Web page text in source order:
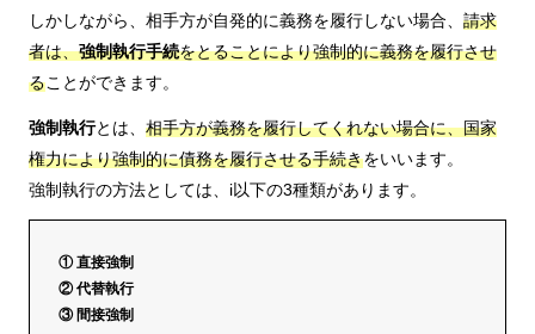
しかしながら、相手方が自発的に義務を履行しない場合、 請求
者は、強制執行手続をとることにより強制的に義務を履行させ
ることができます。
強制執行とは、 相手方が義務を履行してくれない場合に、国家
権力により強制的に債務を履行させる手続きをいいます。
強制執行の方法としては、i以下の3種類があります。
① 直接強制
② 代替執行
③ 間接強制